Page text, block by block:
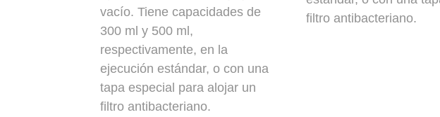
vacío. Tiene capacidades de
300 ml y 500 ml,
respectivamente, en la
ejecución estándar, o con una
tapa especial para alojar un
filtro antibacteriano.
filtro antibacteriano.